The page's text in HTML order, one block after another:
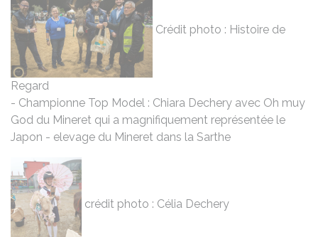
Crédit photo : Histoire de
Regard
- Championne Top Model : Chiara Dechery avec Oh muy
God du Mineret qui a magnifiquement représentée le
Japon - elevage du Mineret dans la Sarthe
crédit photo : Célia Dechery